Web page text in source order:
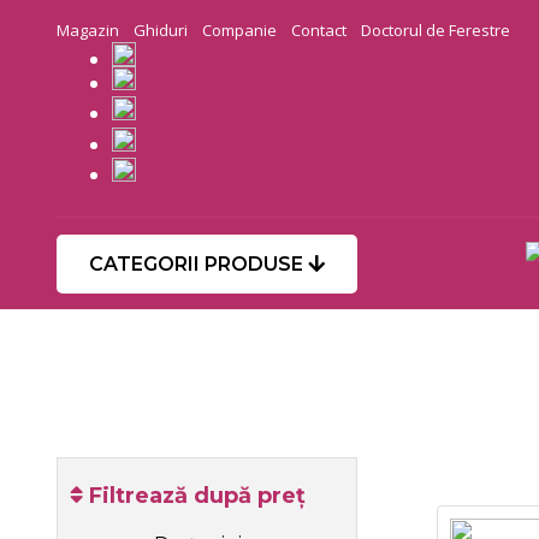
Magazin Ghiduri Companie Contact Doctorul de Ferestre
CATEGORII PRODUSE
Filtrează după preț